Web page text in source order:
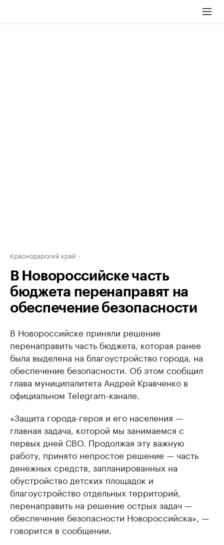
Краснодарский край
В Новороссийске часть
бюджета перенаправят на
обеспечение безопасности
В Новороссийске приняли решение
перенаправить часть бюджета, которая ранее
была выделена на благоустройство города, на
обеспечение безопасности. Об этом сообщил
глава муниципалитета Андрей Кравченко в
официальном Telegram-канале.
«Защита города-героя и его населения —
главная задача, которой мы занимаемся с
первых дней СВО. Продолжая эту важную
работу, принято непростое решение — часть
денежных средств, запланированных на
обустройство детских площадок и
благоустройство отдельных территорий,
перенаправить на решение острых задач —
обеспечение безопасности Новороссийска», —
говорится в сообщении.